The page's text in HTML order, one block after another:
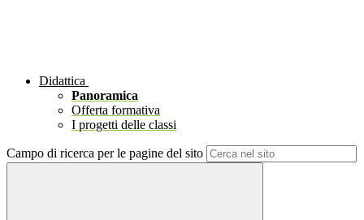
Didattica
Panoramica
Offerta formativa
I progetti delle classi
Campo di ricerca per le pagine del sito